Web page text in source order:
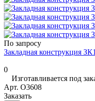
По запросу
Закладная конструкция
0
Изготавливается под
Арт. O3608
Заказать